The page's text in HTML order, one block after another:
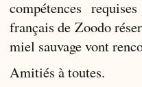
compétences
français de Zoodo
miel sauvage vont
Amitiés à toutes.